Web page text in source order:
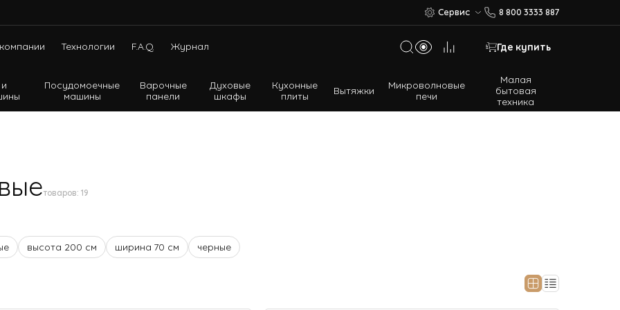
Сервис 8 800 3333 887
Технологии F.A.Q. Журнал Где купить
Посудомоечные
машины
Варочные
панели
Духовые
шкафы
Кухонные
плиты Вытяжки Микроволновые
печи
Малая
бытовая
техника
Холодильники с нижней морозильной камерой
Многодверные холодильники
товаров: 19
высота 200 см ширина 70 см черные